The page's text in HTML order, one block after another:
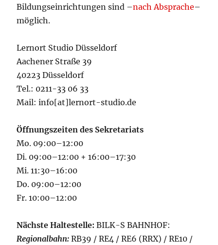
Bildungseinrichtungen sind –nach Absprache–
möglich.
Lernort Studio Düsseldorf
Aachener Straße 39
40223 Düsseldorf
Tel.: 0211-33 06 33
Mail: info[at]lernort-studio.de
Öffnungszeiten des Sekretariats
Mo. 09:00–12:00
Di. 09:00–12:00 + 16:00–17:30
Mi. 11:30–16:00
Do. 09:00–12:00
Fr. 10:00–12:00
Nächste Haltestelle: BILK-S BAHNHOF:
Regionalbahn: RB39 / RE4 / RE6 (RRX) / RE10 /